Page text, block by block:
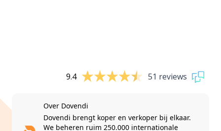
9.4 51 reviews
Over Dovendi
Dovendi brengt koper en verkoper bij elkaar.
We beheren ruim 250.000 internationale